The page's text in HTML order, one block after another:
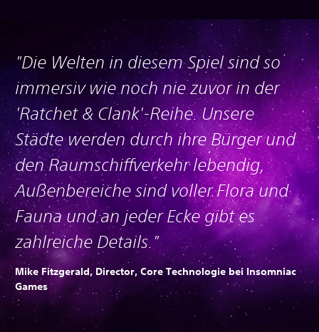
"Die Welten in diesem Spiel sind so
immersiv wie noch nie zuvor in der
'Ratchet & Clank'-Reihe. Unsere
Städte werden durch ihre Bürger und
den Raumschiffverkehr lebendig,
Außenbereiche sind voller Flora und
Fauna und an jeder Ecke gibt es
zahlreiche Details."
Mike Fitzgerald, Director, Core Technologie bei Insomniac
Games